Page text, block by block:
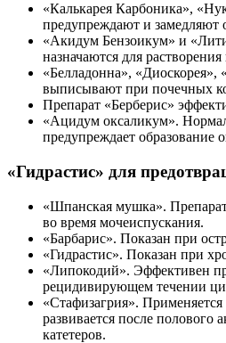
«Калькарея Карбоника»,
предупреждают и замедляют
«Акидум Бензоикум» и
назначаются для
«Белладонна», «Диоскорея»,
выписывают при почечных
Препарат «Берберис»
«Ацидум оксаликум».
предупреждает образование
«Гидрастис» для
«Шпанская мушка».
во время мочеиспускания.
«Барбарис». Показан при
«Гидрастис». Показан при
«Липокодий». Эффективен
рецидивирующем течении
«Стафизагрия».
развивается после полового
катетеров.